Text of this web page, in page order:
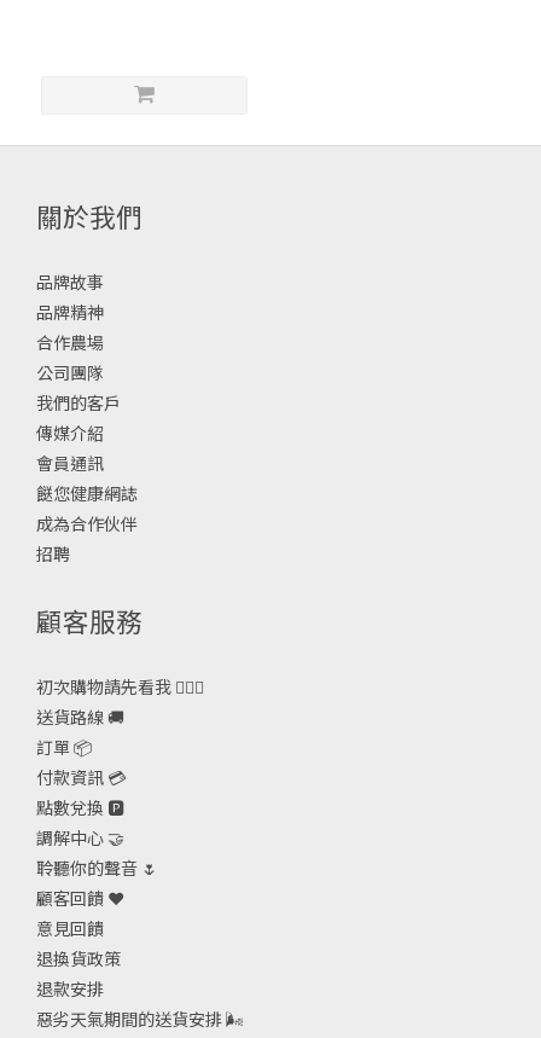
關於我們
品牌故事
品牌精神
合作農場
公司團隊
我們的客戶
傳媒介紹
會員通訊
餸您健康網誌
成為合作伙伴
招聘
顧客服務
初次購物請先看我 🙋🏻‍♀️
送貨路線 🚚
訂單 📦
付款資訊 💳
點數兌換 🅿️
調解中心 🤝
聆聽你的聲音 🌷
顧客回饋 ❤️
意見回饋
退換貨政策
退款安排
惡劣天氣期間的送貨安排🌬